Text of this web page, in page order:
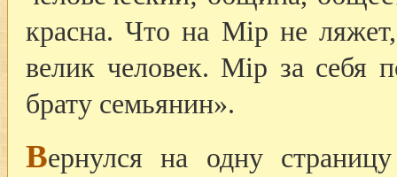
красна. Что на Mip не
велик человек. Mip за себя
брату семьянин».
Вернулся на одну